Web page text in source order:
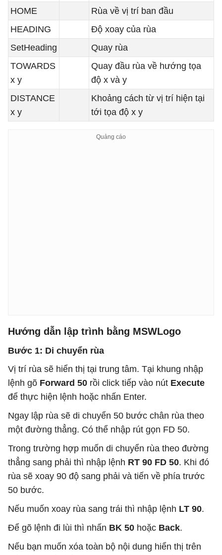
HOME
Rùa về vị trí ban đầu
HEADING
Độ xoay của rùa
SetHeading
Quay rùa
TOWARDS
x y
Quay đầu rùa về hướng tọa
độ x và y
DISTANCE
x y
Khoảng cách từ vị trí hiện tại
tới tọa độ x y
Hướng dẫn lập trình bằng MSWLogo
Bước 1: Di chuyển rùa
Vị trí rùa sẽ hiển thị tại trung tâm. Tại khung nhập
lệnh gõ Forward 50 rồi click tiếp vào nút Execute
để thực hiện lệnh hoặc nhấn Enter.
Ngay lập rùa sẽ di chuyển 50 bước chân rùa theo
một đường thẳng. Có thể nhập rút gọn FD 50.
Trong trường hợp muốn di chuyển rùa theo đường
thẳng sang phải thì nhập lệnh RT 90 FD 50. Khi đó
rùa sẽ xoay 90 độ sang phải và tiến về phía trước
50 bước.
Nếu muốn xoay rùa sang trái thì nhập lệnh LT 90.
Để gõ lệnh đi lùi thì nhấn BK 50 hoặc Back.
Nếu bạn muốn xóa toàn bộ nội dung hiển thị trên